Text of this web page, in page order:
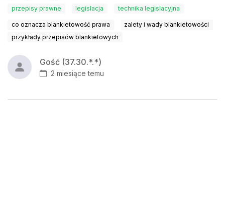
przepisy prawne legislacja technika legislacyjna
co oznacza blankietowość prawa
zalety i wady blankietowości
przykłady przepisów blankietowych
Gość (37.30.*.*)
2 miesiące temu